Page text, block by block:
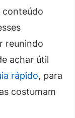
conteúdo
reunindo
achar útil
rápido, para
costumam